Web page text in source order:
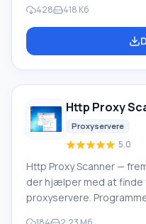
Funktion ved Proxy
at skifte mellem
automatisk skift efter en
428 418 Кб
Http Proxy
Proxyservere
5.0
Http Proxy Scanner —
der hjælper med at finde
proxyservere.